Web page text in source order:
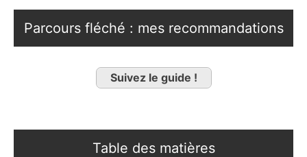
Parcours fléché : mes recommandations
Suivez le guide !
Table des matières